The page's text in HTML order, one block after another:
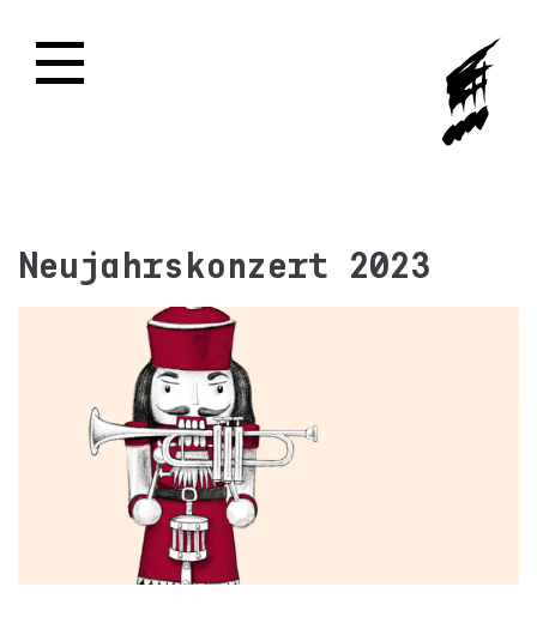
Neujahrskonzert 2023